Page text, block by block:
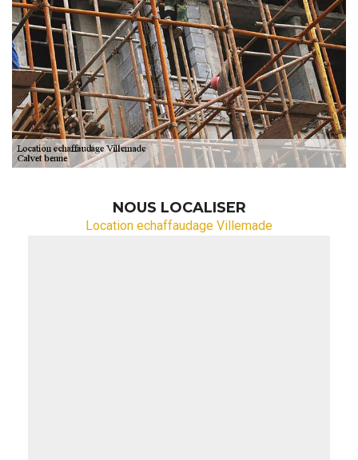
NOUS LOCALISER
Location echaffaudage Villemade